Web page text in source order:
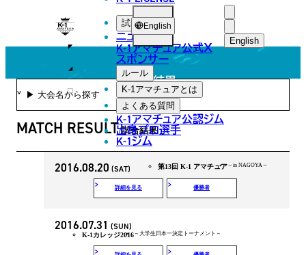
K-
1
ア
マ
チ
ュ
ア
English
한국어
中文（繁體
試合
ニュース
K-1アマチュア公式X
スポンサー
ルール
K-1アマチュアとは
よくある質問
K-1アマチュア公認ジム
出身プロ選手
K-1ジム
English
MATCH RESULT
試合結果
MATCH RESULT 試合結果
2016.08.20 (SAT) 第13回 K-1 アマチュア～in NAGOYA～
詳細を見る 優勝者
2016.07.31 (SUN)
K-1カレッジ2016～大学生日本一決定トーナメント～